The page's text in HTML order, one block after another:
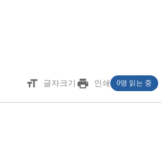
format_size 글자크기 print 인쇄 0명 읽는 중